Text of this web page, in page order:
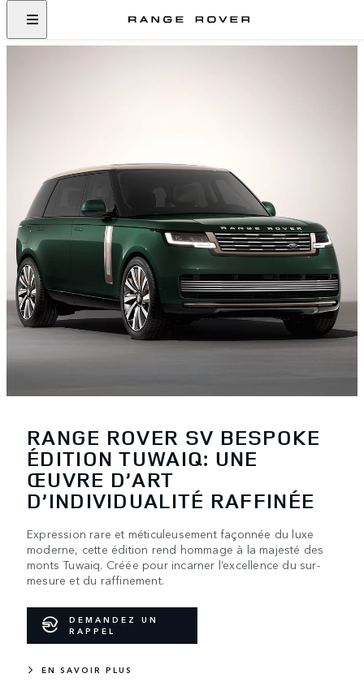
RANGE ROVER SV BESPOKE
ÉDITION TUWAIQ: UNE
ŒUVRE D’ART
D’INDIVIDUALITÉ RAFFINÉE
Expression rare et méticuleusement façonnée du luxe
moderne, cette édition rend hommage à la majesté des
monts Tuwaiq. Créée pour incarner l’excellence du sur-
mesure et du raffinement.
DEMANDEZ UN
RAPPEL
EN SAVOIR PLUS